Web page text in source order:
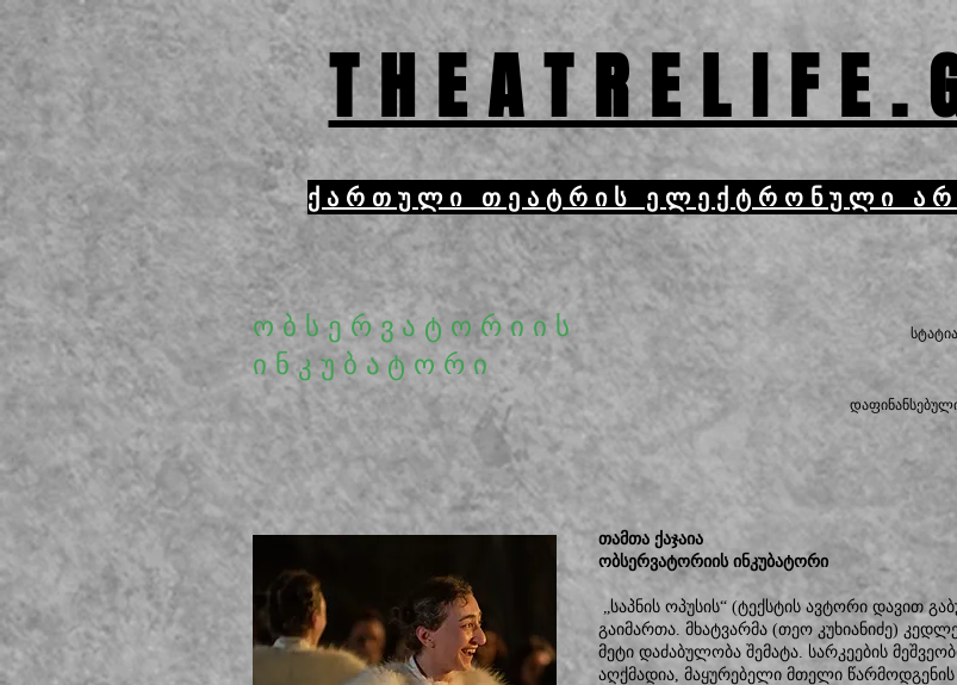
ქართული თეატრის ელექტრონული
ობსერვატორიის
ინკუბატორი
თამთა ქაჯაია
ობსერვატორიის ინკუბატორი
„საპნის ოპუსის“ (ტექსტის ავტორი დავით
გაიმართა. მხატვარმა (თეო კუხიანიძე)
მეტი დაძაბულობა შემატა. სარკეების
აღქმადია, მაყურებელი მთელი